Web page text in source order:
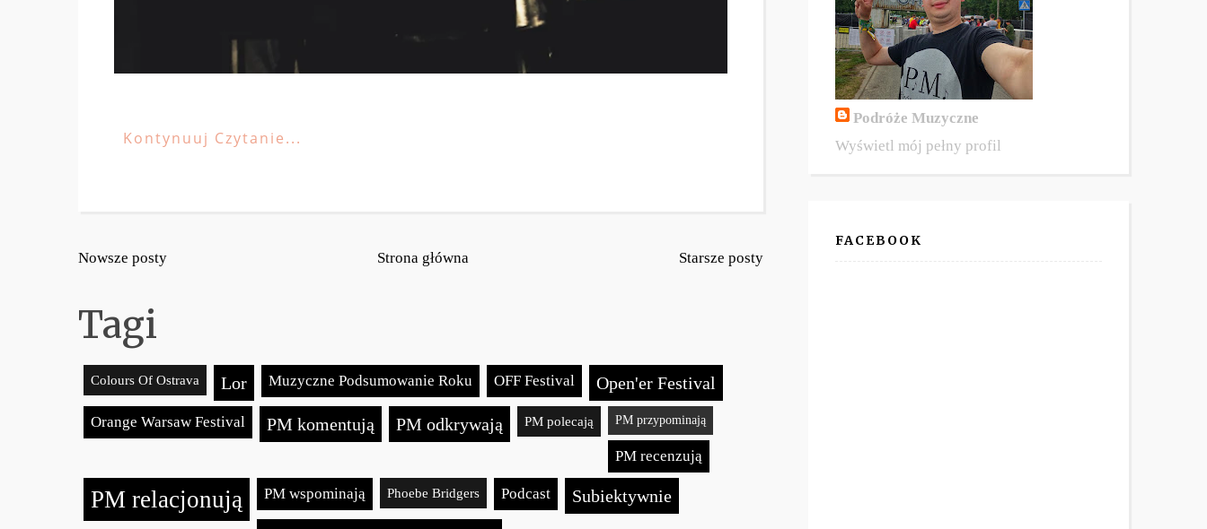
Kontynuuj Czytanie...
Nowsze posty Starsze posty
Strona główna
Tagi
Colours Of Ostrava Lor Muzyczne Podsumowanie Roku OFF Festival Open'er Festival
Orange Warsaw Festival PM komentują PM odkrywają PM polecają PM przypominają
PM recenzują
PM relacjonują PM wspominają Phoebe Bridgers Podcast Subiektywnie
Podróże Muzyczne
Wyświetl mój pełny profil
FACEBOOK